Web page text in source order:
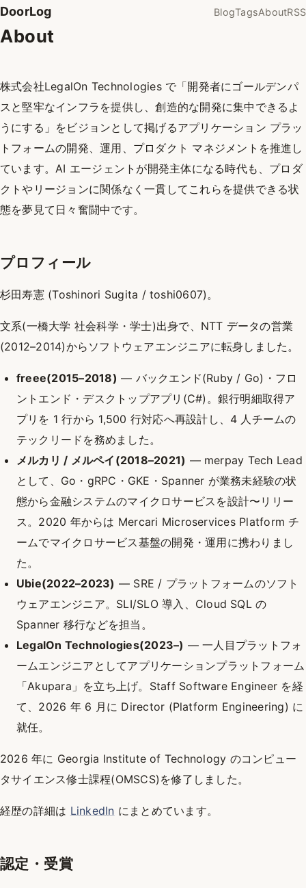
DoorLog BlogTagsAboutRSS
About
株式会社LegalOn Technologies で「開発者にゴールデンパ
スと堅牢なインフラを提供し、創造的な開発に集中できるよ
うにする」をビジョンとして掲げるアプリケーション プラッ
トフォームの開発、運用、プロダクト マネジメントを推進し
ています。AI エージェントが開発主体になる時代も、プロダ
クトやリージョンに関係なく一貫してこれらを提供できる状
態を夢見て日々奮闘中です。
プロフィール
杉田寿憲 (Toshinori Sugita / toshi0607)。
文系(一橋大学 社会科学・学士)出身で、NTT データの営業
(2012–2014)からソフトウェアエンジニアに転身しました。
freee(2015–2018) — バックエンド(Ruby / Go)・フロ
ントエンド・デスクトップアプリ(C#)。銀行明細取得ア
プリを 1 行から 1,500 行対応へ再設計し、4 人チームの
テックリードを務めました。
メルカリ / メルペイ(2018–2021) — merpay Tech Lead
として、Go・gRPC・GKE・Spanner が業務未経験の状
態から金融システムのマイクロサービスを設計〜リリー
ス。2020 年からは Mercari Microservices Platform チ
ームでマイクロサービス基盤の開発・運用に携わりまし
た。
Ubie(2022–2023) — SRE / プラットフォームのソフト
ウェアエンジニア。SLI/SLO 導入、Cloud SQL の
Spanner 移行などを担当。
LegalOn Technologies(2023–) — 一人目プラットフォ
ームエンジニアとしてアプリケーションプラットフォーム
「Akupara」を立ち上げ。Staff Software Engineer を経
て、2026 年 6 月に Director (Platform Engineering) に
就任。
2026 年に Georgia Institute of Technology のコンピュー
タサイエンス修士課程(OMSCS)を修了しました。
経歴の詳細は LinkedIn にまとめています。
認定・受賞